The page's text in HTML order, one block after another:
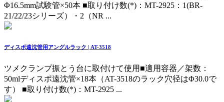
Φ16.5mm試験管×50本 ■取り付け数(*)：MT-2925：1(BR-
21/22/23シリーズ）・2（NR ...
ディスポ遠沈管用アングルラック | AT-3518
ツメクランプ振とう台に取付けて使用 ■適用容器／架数：
50mlディスポ遠沈管×18本（AT-3518のラック穴径はΦ30.0で
す） ■取り付け数(*)：MT-2925 ...